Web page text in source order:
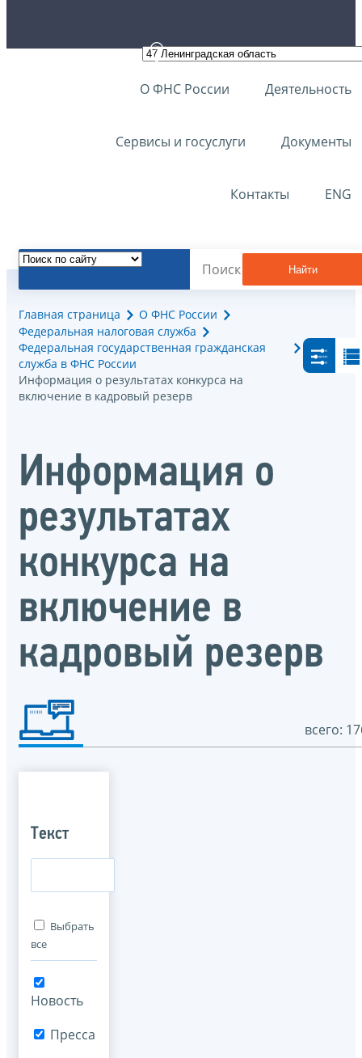
О ФНС России Деятельность
Сервисы и госуслуги Документы
Контакты ENG
Найти
Главная страница
О ФНС России
Федеральная налоговая служба
Федеральная государственная гражданская
служба в ФНС России
Информация о результатах конкурса на
включение в кадровый резерв
Информация о
результатах
конкурса на
включение в
кадровый резерв
всего:
Текст
Выбрать
все
Новость
Пресса